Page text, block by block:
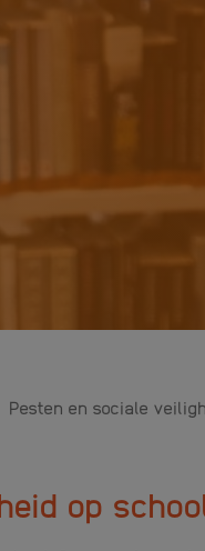
Pesten en sociale
op